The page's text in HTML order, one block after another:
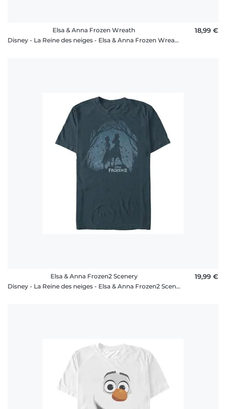
Elsa & Anna Frozen Wreath
Disney - La Reine des neiges - Elsa & Anna Frozen Wreath - Enfant T-shirt
18,99 €
Elsa & Anna Frozen2 Scenery
Disney - La Reine des neiges - Elsa & Anna Frozen2 Scenery - Homme T-shirt
19,99 €